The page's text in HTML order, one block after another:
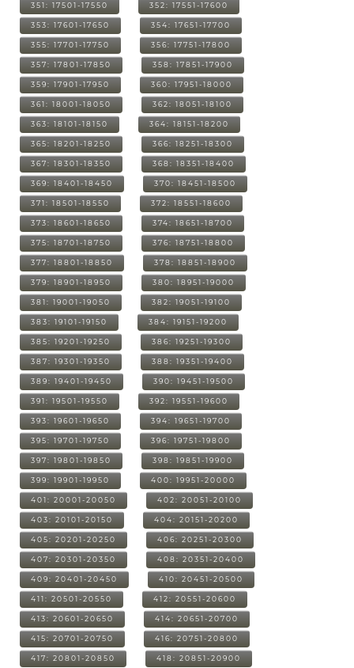
351: 17501-17550 352: 17551-17600
353: 17601-17650 354: 17651-17700
355: 17701-17750 356: 17751-17800
357: 17801-17850 358: 17851-17900
359: 17901-17950 360: 17951-18000
361: 18001-18050 362: 18051-18100
363: 18101-18150 364: 18151-18200
365: 18201-18250 366: 18251-18300
367: 18301-18350 368: 18351-18400
369: 18401-18450 370: 18451-18500
371: 18501-18550 372: 18551-18600
373: 18601-18650 374: 18651-18700
375: 18701-18750 376: 18751-18800
377: 18801-18850 378: 18851-18900
379: 18901-18950 380: 18951-19000
381: 19001-19050 382: 19051-19100
383: 19101-19150 384: 19151-19200
385: 19201-19250 386: 19251-19300
387: 19301-19350 388: 19351-19400
389: 19401-19450 390: 19451-19500
391: 19501-19550 392: 19551-19600
393: 19601-19650 394: 19651-19700
395: 19701-19750 396: 19751-19800
397: 19801-19850 398: 19851-19900
399: 19901-19950 400: 19951-20000
401: 20001-20050 402: 20051-20100
403: 20101-20150 404: 20151-20200
405: 20201-20250 406: 20251-20300
407: 20301-20350 408: 20351-20400
409: 20401-20450 410: 20451-20500
411: 20501-20550 412: 20551-20600
413: 20601-20650 414: 20651-20700
415: 20701-20750 416: 20751-20800
417: 20801-20850 418: 20851-20900